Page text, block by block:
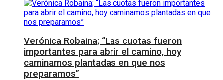
Verónica Robaina; “Las cuotas fueron
importantes para abrir el camino, hoy
caminamos plantadas en que nos
preparamos”